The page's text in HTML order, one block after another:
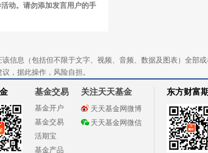
动。请勿添加发言用户的手
信息（包括但不限于文字、视频、音频、数据及图表）全部
，据此操作，风险自担。
基金交易
基金开户
基金交易
活期宝
基金产品
关注天天基金
天天基金网微博
天天基金网微信
东方财富